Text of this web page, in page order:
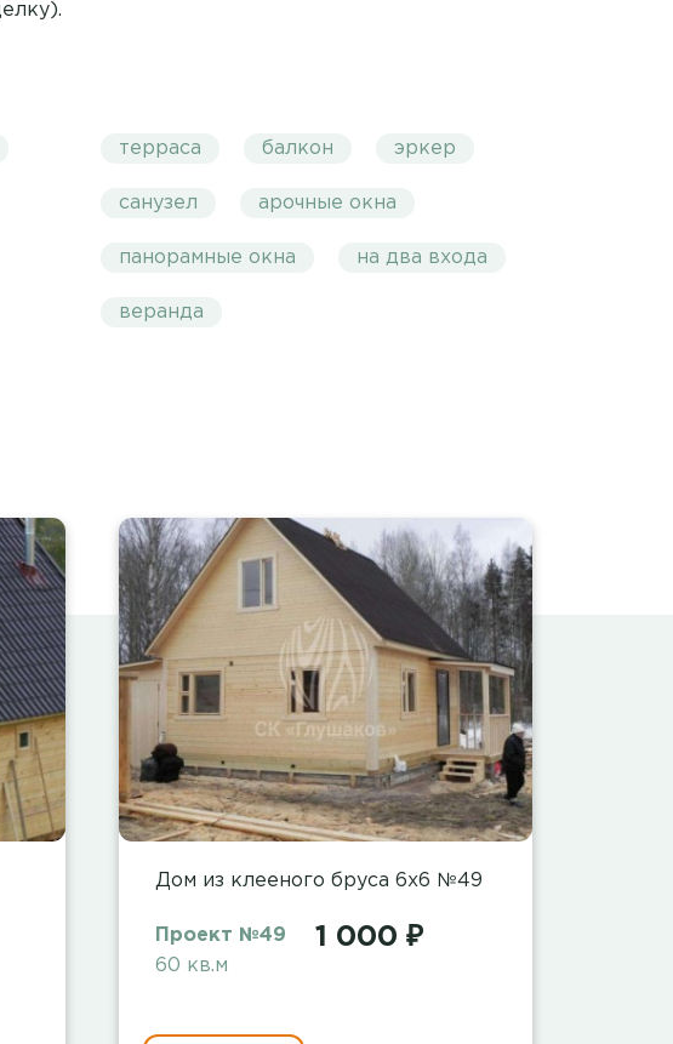
терраса балкон эркер
санузел арочные окна
панорамные окна на два входа
веранда
Дом из клееного бруса 6х6 №49
Проект №49
60 кв.м
1 000 ₽